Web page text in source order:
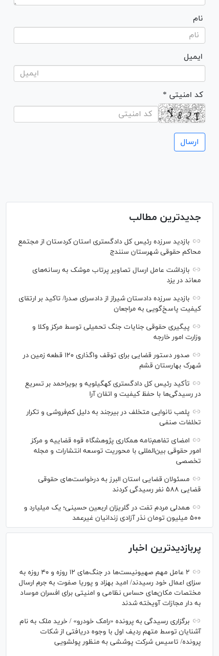
نام
ایمیل
* کد امنیتی
جدیدترین مطالب
بازدید سرزده رئیس کل دادگستری استان کردستان از مجتمع
محاکم حقوقی شهرستان سنندج
بازداشت عامل ارسال تصاویر پرتاب موشک به رسانه‌های
معاند در یزد
بازدید سرزده دادستان شیراز از دادسرای صدرا/ تاکید بر ارتقای
کیفیت پاسخ‌گویی به مراجعان
پیگیری حقوقی جنایات جنگ تحمیلی توسط مرکز وکلا و
وزارت امور خارجه
صدور دستور قضایی برای توقف واگذاری ۱۲۰ قطعه زمین در
شهرک بهارستان قشم
تأکید رئیس کل دادگستری کهگیلویه و بویراحمد بر تسریع
در رسیدگی‌ها با حفظ کیفیت و اتقان آرا
پلمب نانوایی متخلف در بیرجند به دلیل کم‌فروشی و تکرار
تخلفات صنفی
امضای تفاهم‌نامه همکاری پژوهشگاه قوه قضاییه و مرکز
امور حقوقی بین‌المللی با محوریت توسعه انتشارات و مجله
تخصصی
مسئولان قضایی استان البرز به درخواست‌های حقوقی
قضایی ۵۸۸ نفر رسیدگی کردند
همدلی مردم تفت در گلریزان اربعین حسینی؛ یک میلیارد و
۵۰۰ میلیون تومان نذر آزادی زندانیان غیرعمد
پربازدیدترین اخبار
۲ عامل مهم صهیونیست‌ها در جنگ‌های ۱۲ روزه و ۴۰ روزه به
سزای اعمال خود رسیدند/ امید بهزاد و پوریا صفوت به جرم ارسال
مختصات مکان‌های حساس نظامی و امنیتی برای افسران موساد
به دار مجازات آویخته شدند
برگزاری رسیدگی به پرونده «رامک خودرو» / خرید ملک به نام
آشنایان توسط متهم ردیف اول با وجوه دریافتی از شکات
پرونده/ تاسیس شرکت پوششی به منظور پولشویی